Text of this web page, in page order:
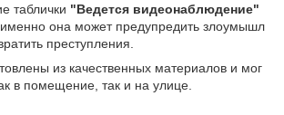
таблички "Ведется видеонаблюдение"
она может предупредить злоумышл
преступления.
из качественных материалов и мог
в помещение, так и на улице.